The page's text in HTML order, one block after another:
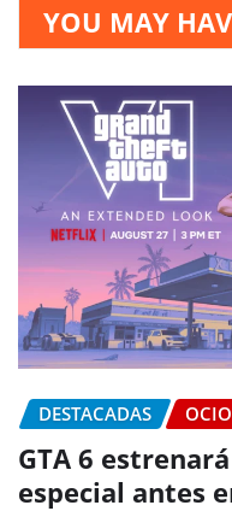
YOU MAY
DESTACADAS OCIO
GTA 6
especial antes